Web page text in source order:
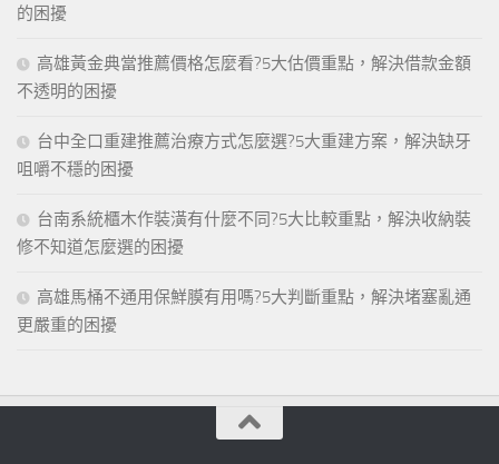
的困擾
高雄黃金典當推薦價格怎麼看?5大估價重點，解決借款金額
不透明的困擾
台中全口重建推薦治療方式怎麼選?5大重建方案，解決缺牙
咀嚼不穩的困擾
台南系統櫃木作裝潢有什麼不同?5大比較重點，解決收納裝
修不知道怎麼選的困擾
高雄馬桶不通用保鮮膜有用嗎?5大判斷重點，解決堵塞亂通
更嚴重的困擾